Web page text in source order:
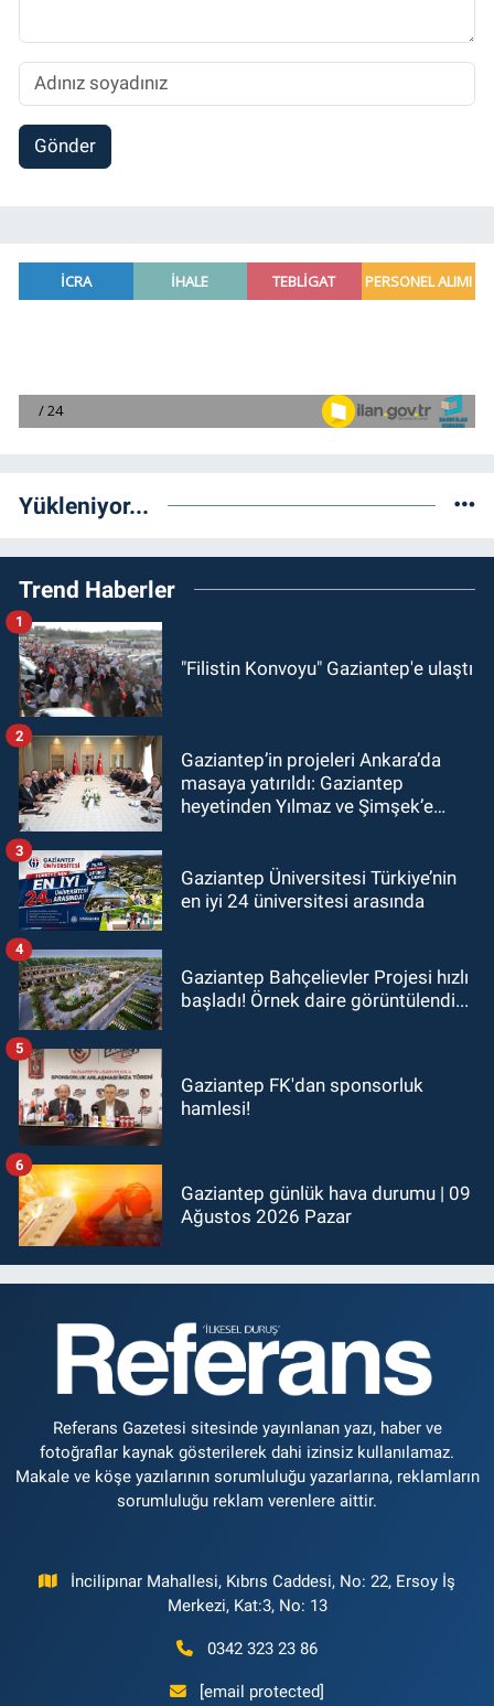
Gönder
Yükleniyor...
Trend Haberler
"Filistin Konvoyu" Gaziantep'e ulaştı
1
Gaziantep’in projeleri Ankara’da
masaya yatırıldı: Gaziantep
heyetinden Yılmaz ve Şimşek’e
2
Gaziantep Üniversitesi Türkiye’nin
en iyi 24 üniversitesi arasında
3
Gaziantep Bahçelievler Projesi hızlı
başladı! Örnek daire görüntülendi...
4
Gaziantep FK'dan sponsorluk
hamlesi!
5
Gaziantep günlük hava durumu | 09
Ağustos 2026 Pazar
6
Referans Gazetesi sitesinde yayınlanan yazı, haber ve
fotoğraflar kaynak gösterilerek dahi izinsiz kullanılamaz.
Makale ve köşe yazılarının sorumluluğu yazarlarına, reklamların
sorumluluğu reklam verenlere aittir.
İncilipınar Mahallesi, Kıbrıs Caddesi, No: 22, Ersoy İş
Merkezi, Kat:3, No: 13
0342 323 23 86
[email protected]